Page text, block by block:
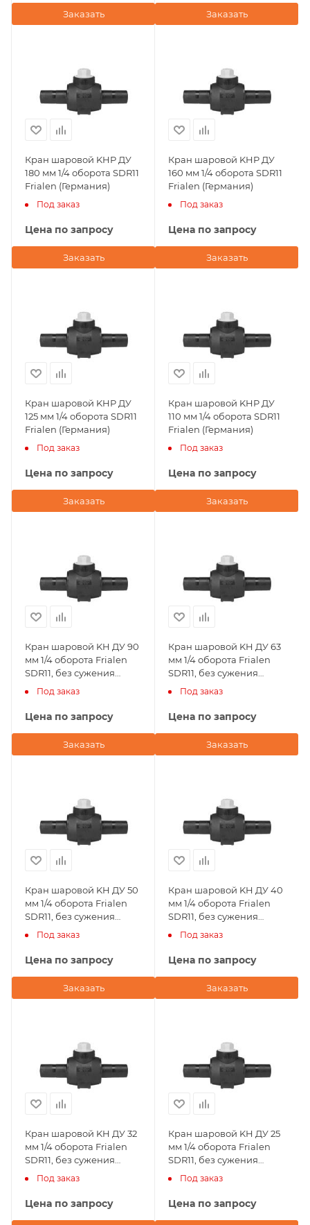
Заказать Заказать
Кран шаровой KHP ДУ
180 мм 1/4 оборота SDR11
Frialen (Германия)
Под заказ
Цена по запросу
Заказать
Кран шаровой KHP ДУ
160 мм 1/4 оборота SDR11
Frialen (Германия)
Под заказ
Цена по запросу
Заказать
Кран шаровой KHP ДУ
125 мм 1/4 оборота SDR11
Frialen (Германия)
Под заказ
Цена по запросу
Заказать
Кран шаровой KHP ДУ
110 мм 1/4 оборота SDR11
Frialen (Германия)
Под заказ
Цена по запросу
Заказать
Кран шаровой KH ДУ 90
мм 1/4 оборота Frialen
SDR11, без сужения
условного прохода
Под заказ
Цена по запросу
Заказать
Кран шаровой KH ДУ 63
мм 1/4 оборота Frialen
SDR11, без сужения
условного прохода
Под заказ
Цена по запросу
Заказать
Кран шаровой KH ДУ 50
мм 1/4 оборота Frialen
SDR11, без сужения
условного прохода
Под заказ
Цена по запросу
Заказать
Кран шаровой KH ДУ 40
мм 1/4 оборота Frialen
SDR11, без сужения
условного прохода
Под заказ
Цена по запросу
Заказать
Кран шаровой KH ДУ 32
мм 1/4 оборота Frialen
SDR11, без сужения
условного прохода
Под заказ
Цена по запросу
Кран шаровой KH ДУ 25
мм 1/4 оборота Frialen
SDR11, без сужения
условного прохода
Под заказ
Цена по запросу